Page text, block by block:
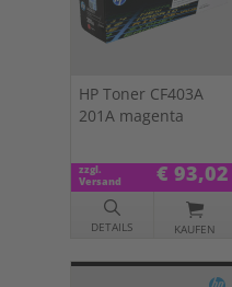
HP Toner CF403A
201A magenta
zzgl.
Versand
€ 93,02
DETAILS KAUFEN